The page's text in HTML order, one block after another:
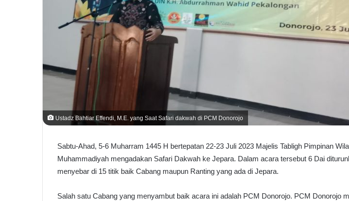
Ustadz Bahtiar Effendi, M.E. yang Saat Safari dakwah di PCM Donorojo
Sabtu-Ahad, 5-6 Muharram 1445 H bertepatan 22-23 Juli 2023 Majelis Tabligh Pimpinan
Muhammadiyah mengadakan Safari Dakwah ke Jepara. Dalam acara tersebut 6 Dai
menyebar di 15 titik baik Cabang maupun Ranting yang ada di Jepara.
Salah satu Cabang yang menyambut baik acara ini adalah PCM Donorojo. PCM Donorojo